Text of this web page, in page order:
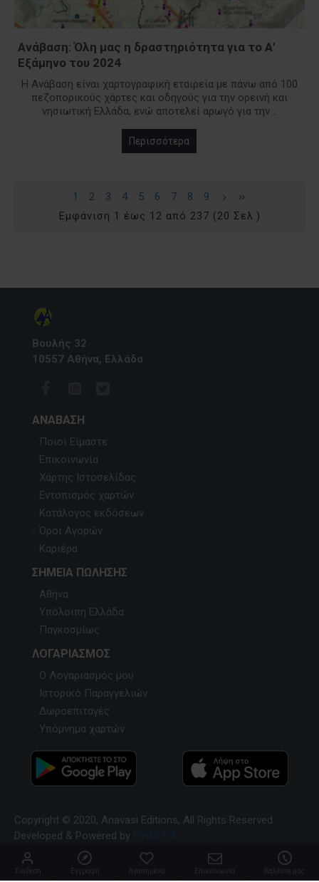
Ανάβαση: Όλη μας η δραστηριότητα για το Α'
Εξάμηνο του 2024
Η Ανάβαση είναι χαρτογραφική εταιρεία με πάνω από 100
πεζοπορικούς χάρτες και οδηγούς για την ορεινή και
νησιωτική Ελλάδα, ενώ αποτελεί αρωγό για την ..
Περισσότερα
1 2 3 4 5 6 7 8
9
Εμφάνιση 1 έως 12 από 237 (20 Σελ.)
Βουλής 32
10557 Αθήνα, Ελλάδα
ΑΝΆΒΑΣΗ
Ποιοι Είμαστε
Επικοινωνία
Χάρτης Ιστοσελίδας
Εντοπισμός χαρτών
Κατάλογος εκδόσεων
Όροι Αγορών
Καριέρα
ΣΗΜΕΊΑ ΠΏΛΗΣΗΣ
Αθήνα
Υπόλοιπη Ελλάδα
Παγκοσμίως
ΛΟΓΑΡΙΑΣΜΌΣ
Ο Λογαριασμός μου
Ιστορικό Παραγγελιών
Δωροεπιταγές
Υπόμνημα χαρτών
Copyright © 2020, Anavasi Editions, All Rights Reserved.
Developed & Powered by
Σύνδεση Εγγραφή Αγαπημένα Επικοινωνία Καλέστε μας